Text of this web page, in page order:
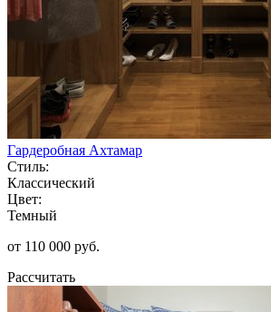
Гардеробная Ахтамар
Стиль:
Классический
Цвет:
Темный
от 110 000 руб.
Рассчитать